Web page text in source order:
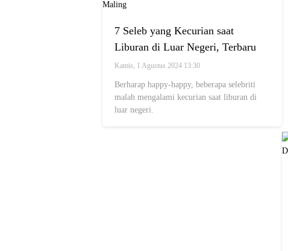
7 Seleb yang Kecurian saat
Liburan di Luar Negeri, Terbaru
Mobil Ayu Ting Ting Dibobol
Maling
Kamis, 1 Agustus 2024 13:30
Berharap happy-happy, beberapa selebriti
malah mengalami kecurian saat liburan di
luar negeri.